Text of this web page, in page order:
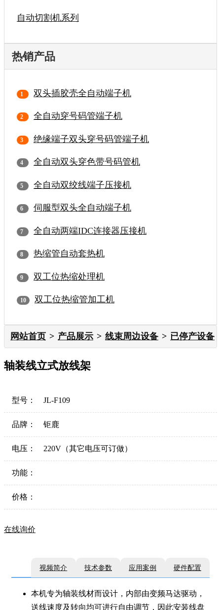
自动切割机系列
热销产品
双头插胶壳全自动端子机
全自动穿号码管端子机
绝缘端子双头穿号码管端子机
全自动双头穿色带号码管机
全自动双绞线端子压接机
伺服型双头全自动端子机
全自动两端IDC连接器压接机
热缩管自动套热机
双工位热缩处理机
双工位热缩管加工机
网站首页 产品展示 线束周边设备 已停产设备
轴装线立式放线架
型号： JL-F109
品牌： 钜鹿
电压： 220V（其它电压可订做）
功能：
价格：
在线询价
视频简介 技术参数 应用案例 硬件配置
本机专为轴装线材而设计，内部由变频马达驱动，
送线速度及转向均可进行自由调节，因此安装线盘